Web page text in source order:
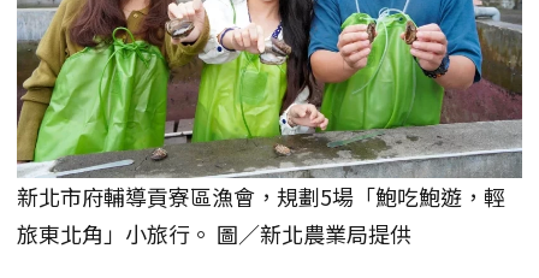
新北市府輔導貢寮區漁會，規劃5場「鮑吃鮑遊，輕
旅東北角」小旅行。 圖／新北農業局提供